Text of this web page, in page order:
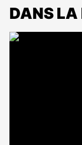
DANS LA